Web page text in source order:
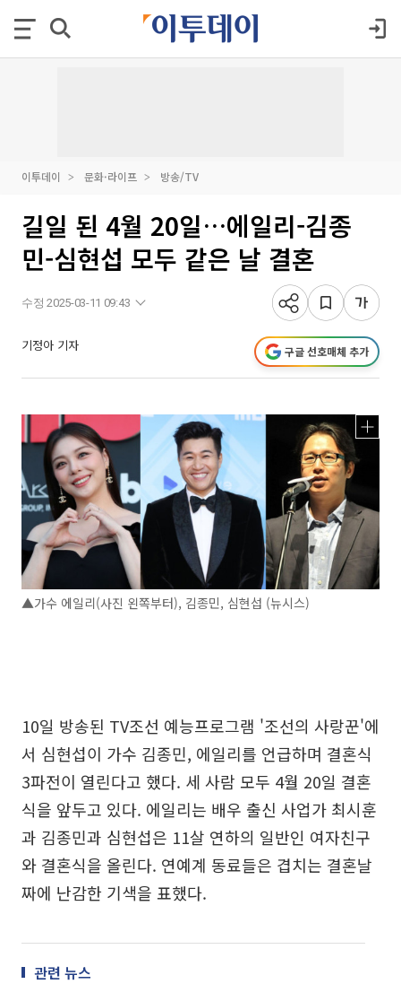
이투데이 문화·라이프 방송/TV
길일 된 4월 20일…에일리-김종
민-심현섭 모두 같은 날 결혼
수정 2025-03-11 09:43
기정아 기자 구글 선호매체 추가
▲가수 에일리(사진 왼쪽부터), 김종민, 심현섭 (뉴시스)
10일 방송된 TV조선 예능프로그램 '조선의 사랑꾼'에
서 심현섭이 가수 김종민, 에일리를 언급하며 결혼식
3파전이 열린다고 했다. 세 사람 모두 4월 20일 결혼
식을 앞두고 있다. 에일리는 배우 출신 사업가 최시훈
과 김종민과 심현섭은 11살 연하의 일반인 여자친구
와 결혼식을 올린다. 연예계 동료들은 겹치는 결혼날
짜에 난감한 기색을 표했다.
관련 뉴스